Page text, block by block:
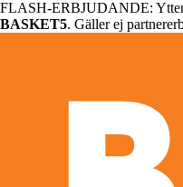
FLASH-ERBJUDANDE:
BASKET5. Gäller ej